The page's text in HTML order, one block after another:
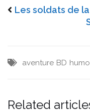
Les soldats de la
aventure BD
Related